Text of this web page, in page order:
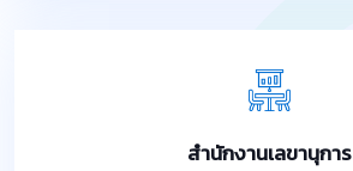
สำนักงานเลขานุการ